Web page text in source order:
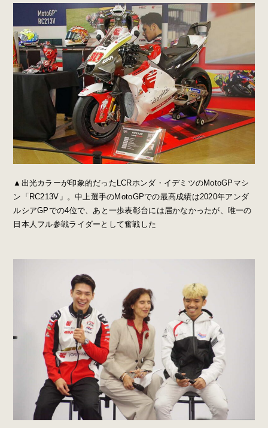
▲出光カラーが印象的だったLCRホンダ・イデミツのMotoGPマシ
ン「RC213V」。中上選手のMotoGPでの最高成績は2020年アンダ
ルシアGPでの4位で、あと一歩表彰台には届かなかったが、唯一の
日本人フル参戦ライダーとして奮戦した